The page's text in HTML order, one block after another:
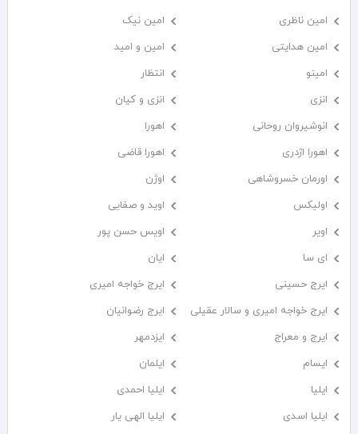
امین ناظری
امین نیک
امین هدایتی
امین و امید
امینو
انتظار
انزی
انزی و کیان
انوشیروان روحانی
اهورا
اهورا اژدری
اهورا قاضی
اورمان خسروشاهی
اوژن
اولیکس
اوید و صفایی
اویر
اویس حسن پور
ای سا
ایان
ایرج حسینی
ایرج خواجه امیری
ایرج خواجه امیری و سالار عقیلی
ایرج رضوانیان
ایرج و معراج
ایزدمهر
ایسام
ایلمان
ایلیا
ایلیا احمدی
ایلیا اسدی
ایلیا الهی یار